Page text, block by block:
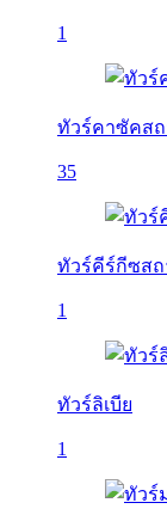
1
ทัวร์คาซัคส
35
ทัวร์คีร์กีซส
1
ทัวร์ลิเบีย
1